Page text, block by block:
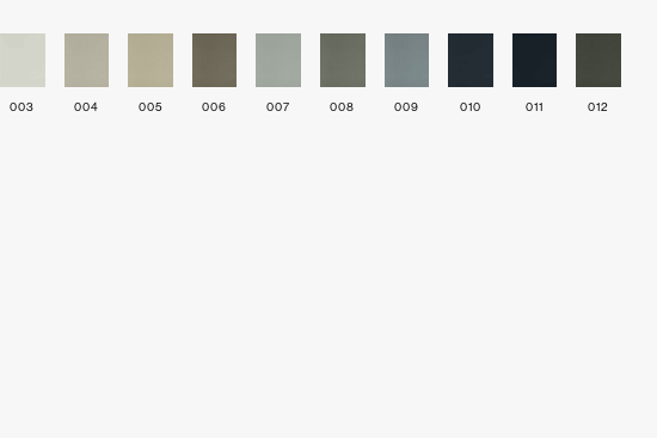
003 004 005 006 007 008 009 010 011 012